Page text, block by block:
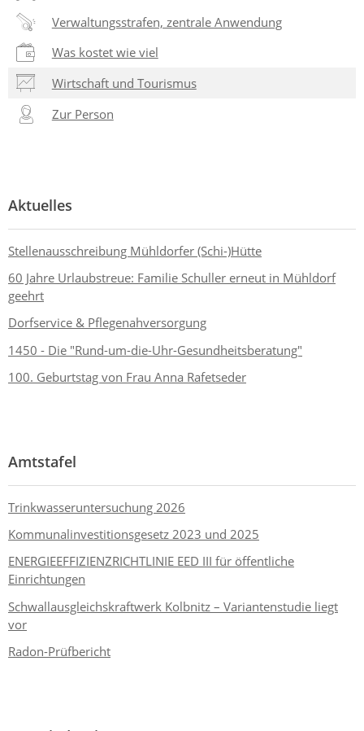
Verwaltungsstrafen, zentrale Anwendung
Was kostet wie viel
Wirtschaft und Tourismus
Zur Person
Aktuelles
Stellenausschreibung Mühldorfer (Schi-)Hütte
60 Jahre Urlaubstreue: Familie Schuller erneut in Mühldorf
geehrt
Dorfservice & Pflegenahversorgung
1450 - Die "Rund-um-die-Uhr-Gesundheitsberatung"
100. Geburtstag von Frau Anna Rafetseder
Amtstafel
Trinkwasseruntersuchung 2026
Kommunalinvestitionsgesetz 2023 und 2025
ENERGIEEFFIZIENZRICHTLINIE EED III für öffentliche
Einrichtungen
Schwallausgleichskraftwerk Kolbnitz – Variantenstudie liegt
vor
Radon-Prüfbericht